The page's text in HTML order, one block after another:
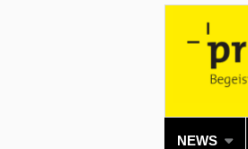
NEWS